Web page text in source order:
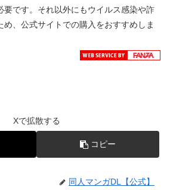
要です。それ以外にもウイルス感染や詐
、公式サイトでの購入をおすすめしま
Xで拡散する
コピー
同人マンガDL【公式】